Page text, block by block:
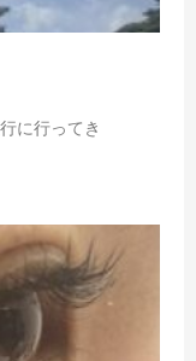
に行ってき